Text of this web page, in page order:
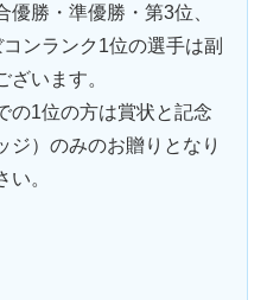
優勝・準優勝・第3位、
ンランク1位の選手は副
ざいます。
の1位の方は賞状と記念
ジ）のみのお贈りとなり
い。